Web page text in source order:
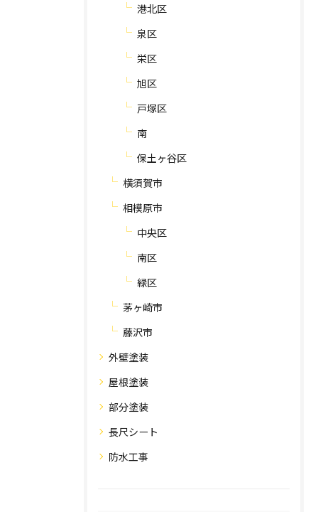
港北区
泉区
栄区
旭区
戸塚区
南
保土ヶ谷区
横須賀市
相模原市
中央区
南区
緑区
茅ヶ崎市
藤沢市
外壁塗装
屋根塗装
部分塗装
長尺シート
防水工事